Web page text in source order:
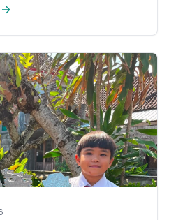
resep Nusantara
panduan resep
berhasil
kreasi olahan pangan
tetapi juga bergizi,
→